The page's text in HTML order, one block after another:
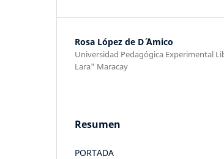
Rosa López de D´ ´Amico
Universidad Pedagógica Experimental
Lara" Maracay
Resumen
PORTADA